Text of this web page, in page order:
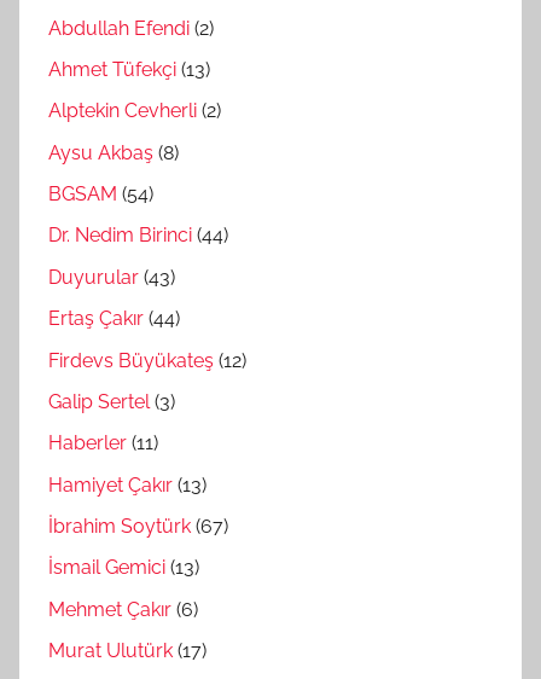
Abdullah Efendi (2)
Ahmet Tüfekçi (13)
Alptekin Cevherli (2)
Aysu Akbaş (8)
BGSAM (54)
Dr. Nedim Birinci (44)
Duyurular (43)
Ertaş Çakır (44)
Firdevs Büyükateş (12)
Galip Sertel(3)
Haberler (11)
Hamiyet Çakır (13)
İbrahim Soytürk (67)
İsmail Gemici (13)
Mehmet Çakır (6)
Murat Ulutürk (17)